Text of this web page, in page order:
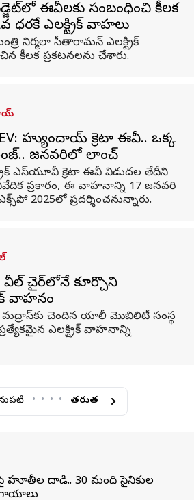
ఈవీలకు సంబంధించి కీలక
ధరకే ఎలక్ట్రిక్ వాహనాలు
నిర్మలా సీతారామన్ ఎలక్ట్రిక్
కీలక ప్రకటనలను చేశారు.
హ్యుందాయ్ క్రెటా ఈవీ.. ఒక్క
జనవరిలో లాంచ్
ఎస్‌యూవీ క్రెటా ఈవీ విడుదల తేదీని
ప్రకారం, ఈ వాహనాన్ని 17 జనవరి
2025లో ప్రదర్శించనున్నారు.
వీల్ చైర్‌లోనే కూర్చొని
వాహనం
చెందిన యాలీ మొబిలిటీ సంస్థ
ఎలక్ట్రిక్ వాహనాన్ని
• • • • తరువాత
హూతీల దాడి.. 30 మంది సైనికుల
గాయాలు